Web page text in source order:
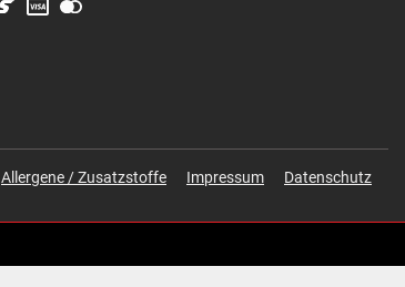
Allergene / Zusatzstoffe Impressum Datenschutz